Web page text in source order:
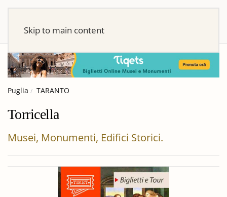
Skip to main content
Puglia TARANTO
Torricella
Musei, Monumenti, Edifici Storici.